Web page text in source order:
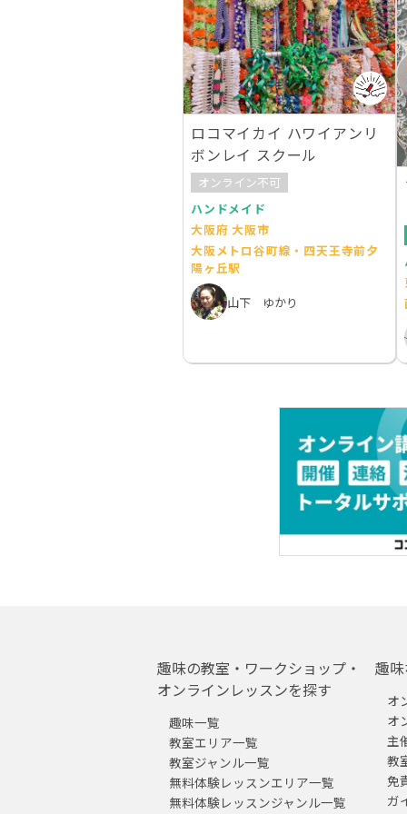
ロコマイカイ ハワイアンリ
ボンレイ スクール
オンライン不可
ハンドメイド
大阪府 大阪市
大阪メトロ谷町線・四天王寺前夕
陽ヶ丘駅
山下 ゆかり
趣味の教室・ワークショップ・
オンラインレッスンを探す
趣味一覧
教室エリア一覧
教室ジャンル一覧
無料体験レッスンエリア一覧
無料体験レッスンジャンル一覧
趣
オ
オ
主
教
免
ガ